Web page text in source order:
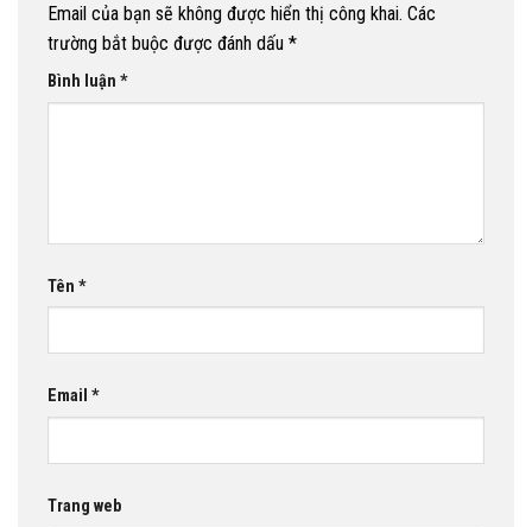
Email của bạn sẽ không được hiển thị công khai. Các
trường bắt buộc được đánh dấu *
Bình luận *
Tên *
Email *
Trang web